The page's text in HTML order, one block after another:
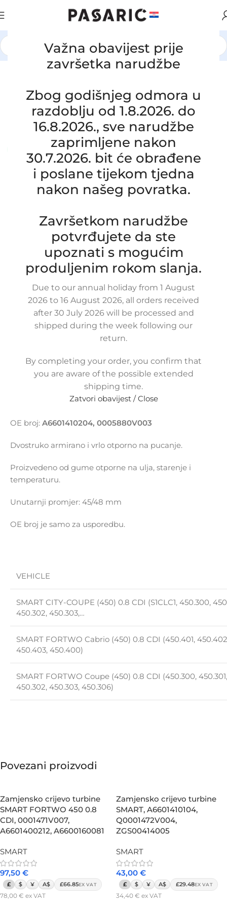
Važna obavijest prije
završetka narudžbe
Zbog godišnjeg odmora u
razdoblju od 1.8.2026. do
16.8.2026., sve narudžbe
zaprimljene nakon
30.7.2026. bit će obrađene
i poslane tijekom tjedna
nakon našeg povratka.
Završetkom narudžbe
potvrđujete da ste
upoznati s mogućim
produljenim rokom slanja.
Due to our annual holiday from 1 August
2026 to 16 August 2026, all orders received
after 30 July 2026 will be processed and
shipped during the week following our
return.
By completing your order, you confirm that
you are aware of the possible extended
shipping time.
Zatvori obavijest / Close
AUTOMOBILI / SMART
Click to enlarge
Zamjensko crijevo turbine SMART
A6601410204, 0005880V003
26-1-1
Novo |Garancija: 5 god jamstva
Dostupno uz narudžbu (isti ili sljedeći radni dan)
47,00€ £ $ ¥ A$ £32.23EX VAT
ex VAT
+
Dodaj u košaricu
Buy now
Usporedi
Dodaj na popis kupovine
Share:
17 Osoba gleda upravo
ovaj proizvod!
Metode
plaćanja:
KOMPATIBILNOST
Crijevo turbine zaSMART 450 0.8 CDI
OE broj: A6601410204, 0005880V003
Dvostruko armirano i vrlo otporno na pucanje.
Proizvedeno od gume otporne na ulja, starenje i
temperaturu.
Unutarnji promjer: 45/48 mm
OE broj je samo za usporedbu.
VEHICLE
SMART CITY-COUPE (450) 0.8 CDI (S1CLC1, 450.300,
450.302, 450.303,…
SMART FORTWO Cabrio (450) 0.8 CDI (450.401,
450.403, 450.400)
SMART FORTWO Coupe (450) 0.8 CDI (450.300, 450.301,
450.302, 450.303, 450.306)
Povezani proizvodi
Zamjensko crijevo turbine
SMART FORTWO 450 0.8
CDI, 0001471V007,
A6601400212, A6600160081
SMART
97,50 €
£ $ ¥ A$ £66.85EX VAT
78,00 € ex VAT
Zamjensko crijevo turbine
SMART, A6601410104,
Q0001472V004,
ZGS00414005
SMART
43,00 €
£ $ ¥ A$ £29.48EX VAT
34,40 € ex VAT